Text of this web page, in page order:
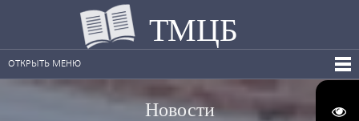
ТМЦБ
ОТКРЫТЬ МЕНЮ
Новости